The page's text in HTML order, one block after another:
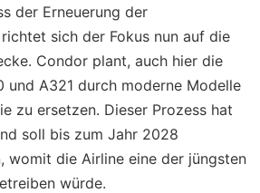
der Erneuerung der
sich der Fokus nun auf die
Condor plant, auch hier die
und A321 durch moderne Modelle
zu ersetzen. Dieser Prozess hat
soll bis zum Jahr 2028
womit die Airline eine der jüngsten
würde.